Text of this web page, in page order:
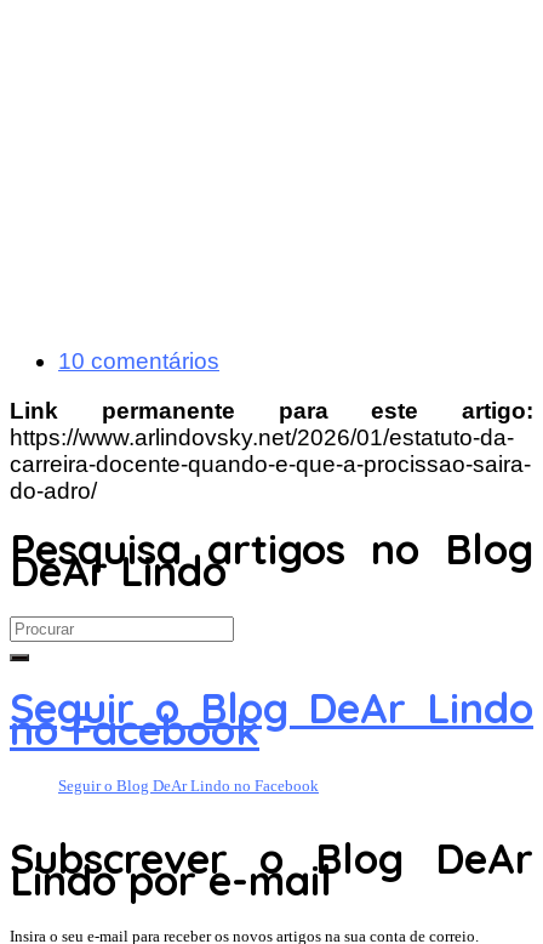
10 comentários
Link permanente para este artigo:
https://www.arlindovsky.net/2026/01/estatuto-da-
carreira-docente-quando-e-que-a-procissao-saira-
do-adro/
Pesquisa artigos no Blog
DeAr Lindo
Search
for:
Seguir o Blog DeAr Lindo
no Facebook
Seguir o Blog DeAr Lindo no Facebook
Subscrever o Blog DeAr
Lindo por e-mail
Insira o seu e-mail para receber os novos artigos na sua conta de correio.